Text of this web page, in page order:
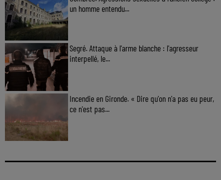
un homme entendu...
Segré. Attaque à l'arme blanche : l'agresseur
interpellé, le...
Incendie en Gironde. « Dire qu'on n'a pas eu peur,
ce n'est pas...